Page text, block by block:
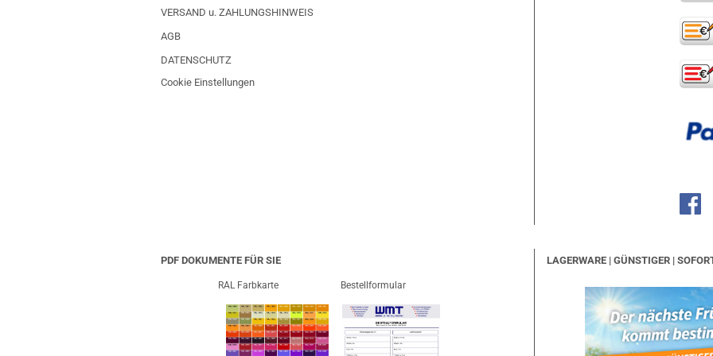
VERSAND u. ZAHLUNGSHINWEIS
AGB
DATENSCHUTZ
Cookie Einstellungen
PDF DOKUMENTE FÜR SIE
RAL Farbkarte Bestellformular
LAGERWARE | GÜNSTIGER |